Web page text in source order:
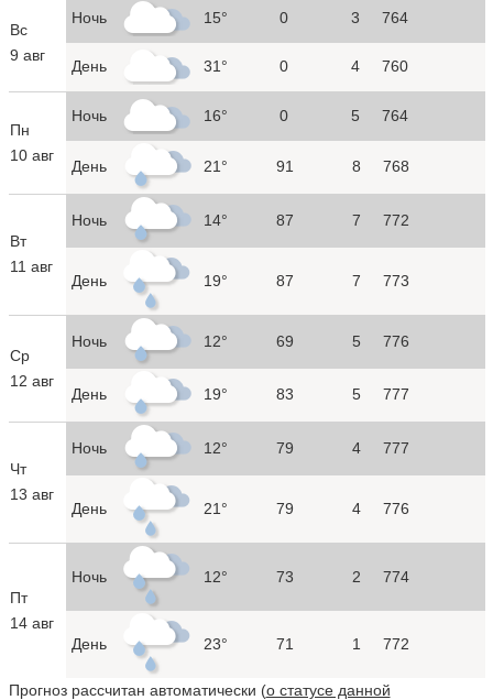
Вс
9 авг
Ночь 15° 0 3 764
День 31° 0 4 760
Пн
10 авг
Ночь 16° 0 5 764
День 21° 91 8 768
Вт
11 авг
Ночь 14° 87 7 772
День 19° 87 7 773
Ср
12 авг
Ночь 12° 69 5 776
День 19° 83 5 777
Чт
13 авг
Ночь 12° 79 4 777
День 21° 79 4 776
Пт
14 авг
Ночь 12° 73 2 774
День 23° 71 1 772
Прогноз рассчитан автоматически (о статусе данной